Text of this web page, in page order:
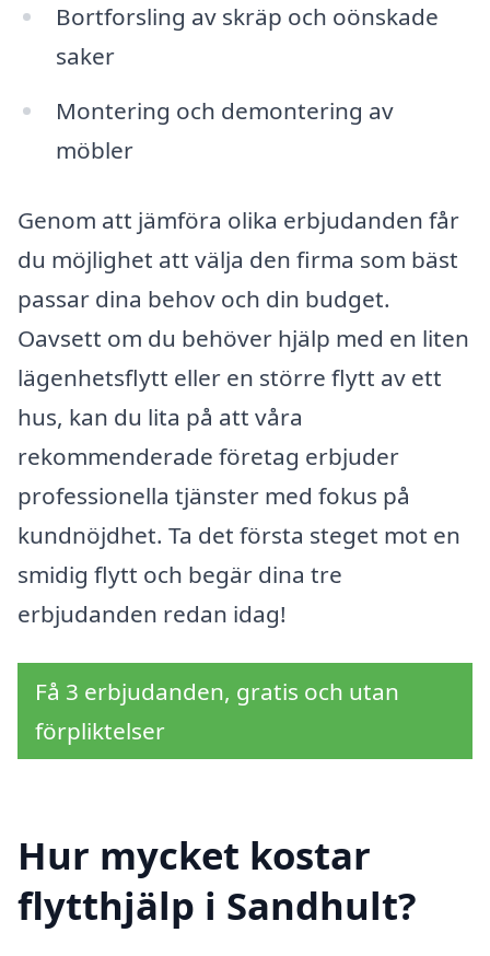
Bortforsling av skräp och oönskade
saker
Montering och demontering av
möbler
Genom att jämföra olika erbjudanden får
du möjlighet att välja den firma som bäst
passar dina behov och din budget.
Oavsett om du behöver hjälp med en liten
lägenhetsflytt eller en större flytt av ett
hus, kan du lita på att våra
rekommenderade företag erbjuder
professionella tjänster med fokus på
kundnöjdhet. Ta det första steget mot en
smidig flytt och begär dina tre
erbjudanden redan idag!
Få 3 erbjudanden, gratis och utan
förpliktelser
Hur mycket kostar
flytthjälp i Sandhult?